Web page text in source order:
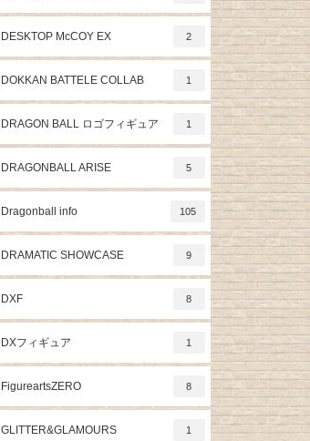
DESKTOP McCOY EX 2
DOKKAN BATTELE COLLAB 1
DRAGON BALL ロゴフィギュア 1
DRAGONBALL ARISE 5
Dragonball info 105
DRAMATIC SHOWCASE 9
DXF 8
DXフィギュア 1
FigureartsZERO 8
GLITTER&GLAMOURS 1